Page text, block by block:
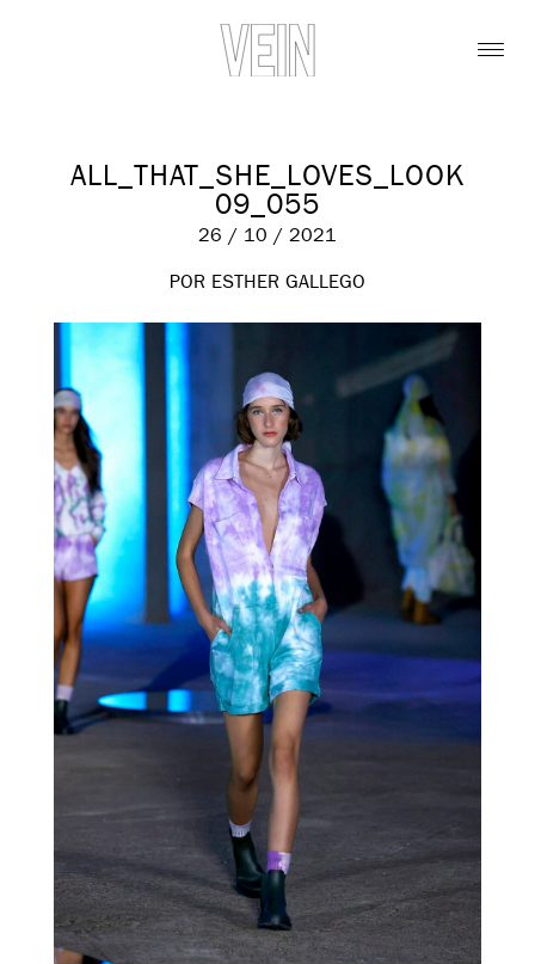
ALL_THAT_SHE_LOVES_LOOK
09_055
26 / 10 / 2021
POR ESTHER GALLEGO